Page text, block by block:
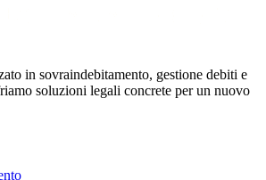
in sovraindebitamento, gestione debiti e
soluzioni legali concrete per un nuovo